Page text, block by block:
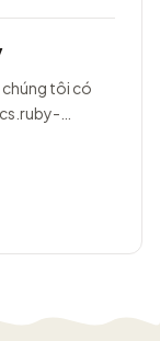
tôi có